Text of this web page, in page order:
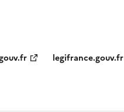
legifrance.gouv.fr